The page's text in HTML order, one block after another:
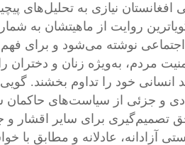
نیازی به تحلیل‌های
روایت از ماهیتشان به شمار
نوشته می‌شود و برای
مردم، به‌ویژه زنان و دختران
خود را تداوم بخشند. گویی
و جزئی از سیاست‌های حاکمان
تصمیم‌گیری برای سایر اقشار و
آزادانه، عادلانه و مطابق با